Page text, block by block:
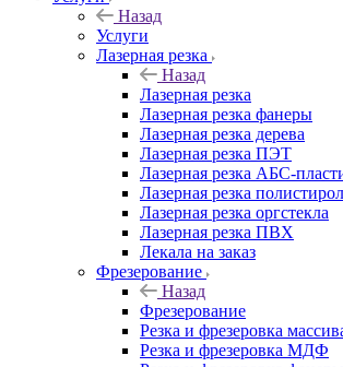
Назад
Услуги
Лазерная резка
Назад
Лазерная резка
Лазерная резка фанеры
Лазерная резка дерева
Лазерная резка ПЭТ
Лазерная резка АБС-
Лазерная резка
Лазерная резка оргстекла
Лазерная резка ПВХ
Лекала на заказ
Фрезерование
Назад
Фрезерование
Резка и фрезеровка
Резка и фрезеровка МДФ